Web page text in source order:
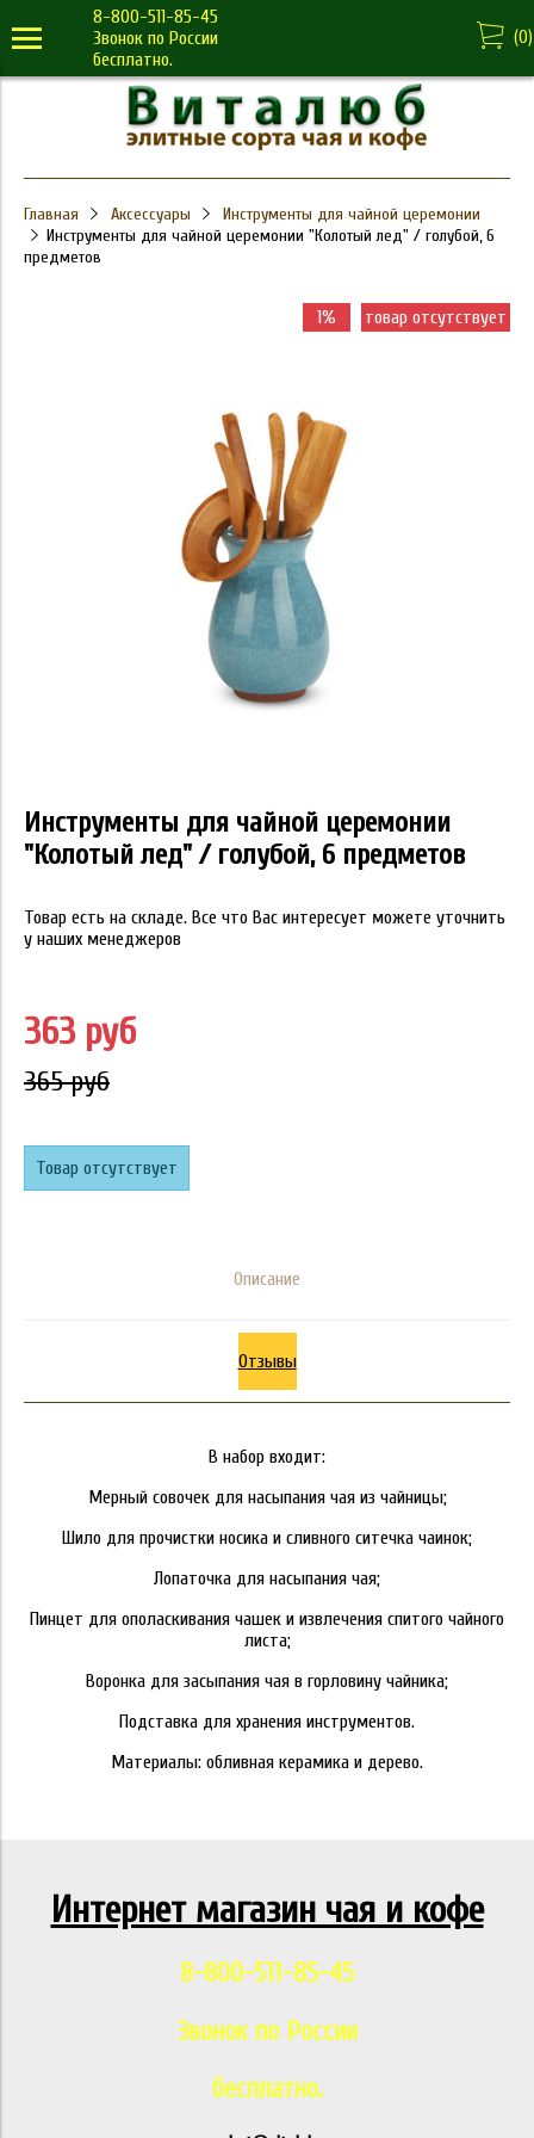
8-800-511-85-45
Звонок по России
бесплатно.
(0)
Главная Аксессуары
Инструменты для чайной церемонии
Инструменты для чайной церемонии "Колотый лед" / голубой, 6
предметов
1% товар отсутствует
Инструменты для чайной церемонии
"Колотый лед" / голубой, 6 предметов
Товар есть на складе. Все что Вас интересует можете уточнить
у наших менеджеров
363 руб
365 руб
Товар отсутствует
Описание
Отзывы
В набор входит:
Мерный совочек для насыпания чая из чайницы;
Шило для прочистки носика и сливного ситечка чаинок;
Лопаточка для насыпания чая;
Пинцет для ополаскивания чашек и извлечения спитого чайного
листа;
Воронка для засыпания чая в горловину чайника;
Подставка для хранения инструментов.
Материалы: обливная керамика и дерево.
Интернет магазин чая и кофе
8-800-511-85-45
Звонок по России
бесплатно.